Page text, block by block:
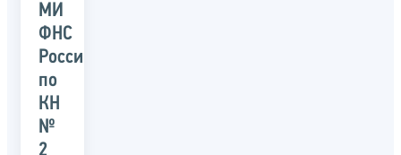
МИ
ФНС
России
по
КН
№